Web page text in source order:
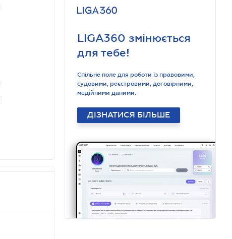
LIGA360 змінюється
для тебе!
Спільне поле для роботи із правовими,
судовими, реєстровими, договірними,
медійними даними.
ДІЗНАТИСЯ БІЛЬШЕ